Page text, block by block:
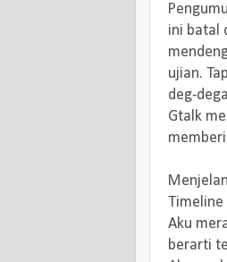
ini batal
ujian.
deg-
Gtalk
Timeline
Aku
berarti